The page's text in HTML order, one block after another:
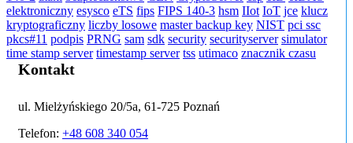
elektroniczny esysco eTS fips FIPS 140-3 hsm IIot IoT jce klucz
kryptograficzny liczby losowe master backup key NIST pci ssc
pkcs#11 podpis PRNG sam sdk security securityserver simulator
time stamp server timestamp server tss utimaco znacznik czasu
Kontakt
ul. Mielżyńskiego 20/5a, 61-725 Poznań
Telefon: +48 608 340 054